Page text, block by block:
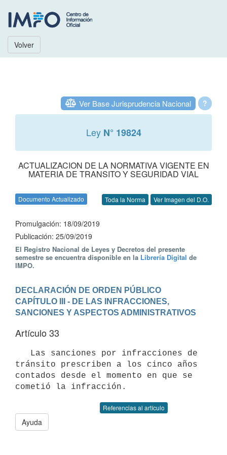
Volver
?
Ver Base Jurisprudencia Nacional
Ley N° 19824
ACTUALIZACION DE LA NORMATIVA VIGENTE EN
MATERIA DE TRANSITO Y SEGURIDAD VIAL
Documento Actualizado Toda la Norma Ver Imagen del D.O.
Promulgación: 18/09/2019
Publicación: 25/09/2019
El Registro Nacional de Leyes y Decretos del presente
semestre se encuentra disponible en la Librería Digital de
IMPO.
DECLARACIÓN DE ORDEN PÚBLICO
CAPÍTULO III - DE LAS INFRACCIONES,
SANCIONES Y ASPECTOS ADMINISTRATIVOS
Artículo 33
tránsito prescriben a los cinco años
contados desde el momento en que se
Referencias al artículo
Ayuda